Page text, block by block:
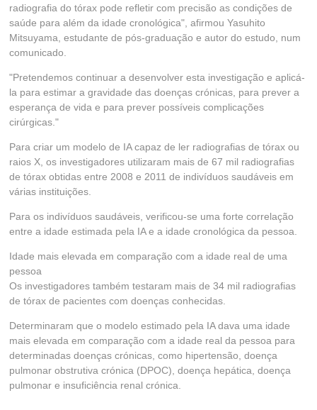
radiografia do tórax pode refletir com precisão as condições de
saúde para além da idade cronológica", afirmou Yasuhito
Mitsuyama, estudante de pós-graduação e autor do estudo, num
comunicado.
"Pretendemos continuar a desenvolver esta investigação e aplicá-
la para estimar a gravidade das doenças crónicas, para prever a
esperança de vida e para prever possíveis complicações
cirúrgicas."
Para criar um modelo de IA capaz de ler radiografias de tórax ou
raios X, os investigadores utilizaram mais de 67 mil radiografias
de tórax obtidas entre 2008 e 2011 de indivíduos saudáveis em
várias instituições.
Para os indivíduos saudáveis, verificou-se uma forte correlação
entre a idade estimada pela IA e a idade cronológica da pessoa.
Idade mais elevada em comparação com a idade real de uma
pessoa
Os investigadores também testaram mais de 34 mil radiografias
de tórax de pacientes com doenças conhecidas.
Determinaram que o modelo estimado pela IA dava uma idade
mais elevada em comparação com a idade real da pessoa para
determinadas doenças crónicas, como hipertensão, doença
pulmonar obstrutiva crónica (DPOC), doença hepática, doença
pulmonar e insuficiência renal crónica.